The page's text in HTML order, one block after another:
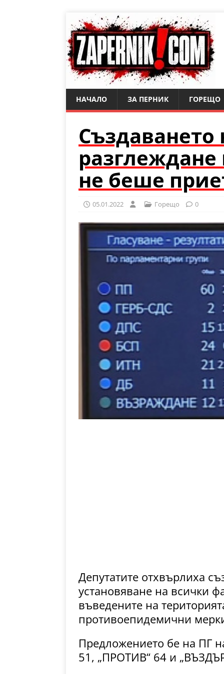
НАЧАЛО ЗА ПЕРНИК ГОРЕЩО
Създаването
разглеждане
не беше
05.01.2022 Горещо 0
Депутатите отхвърлиха
установяване на всички
въведените на
противоепидемични
Предложението бе на ПГ
51, „ПРОТИВ“ 64 и